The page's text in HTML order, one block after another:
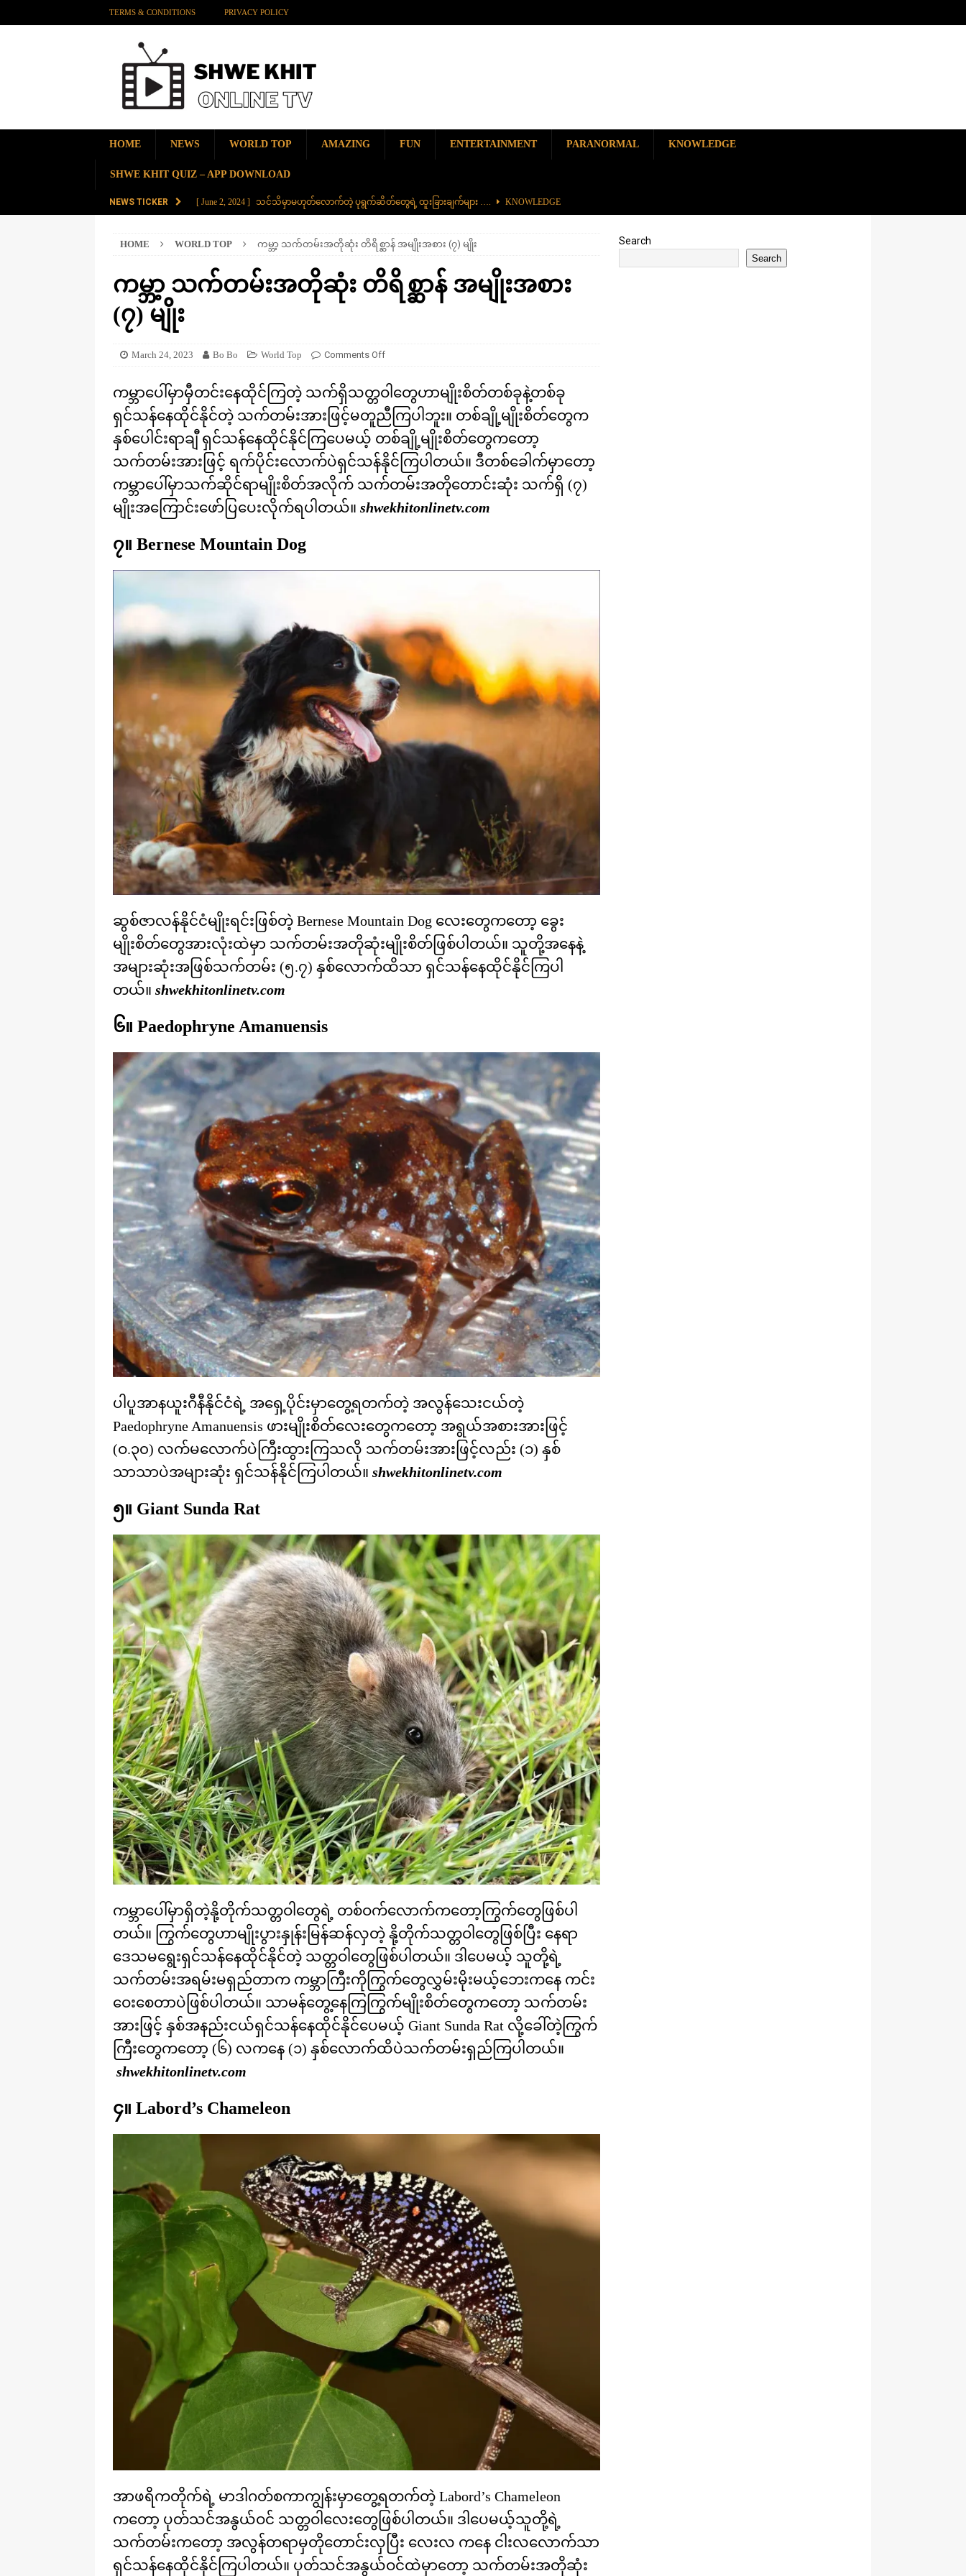
TERMS & CONDITIONS PRIVACY POLICY
HOME NEWS WORLD TOP AMAZING FUN ENTERTAINMENT PARANORMAL KNOWLEDGE
SHWE KHIT QUIZ – APP DOWNLOAD
NEWS TICKER [ June 2, 2024 ] သင်သိမှာမဟုတ်လောက်တဲ့ ပုရွက်ဆိတ်တွေရဲ့ ထူးခြားချက်များ …. KNOWLEDGE
[ November 28, 2023 ] ကမ္ဘာပေါ်မှာ တစ်ခုတည်းရှိတဲ့ စိတ်ကူးယဉ်ဆန်ဆန် ရေအောက်ပန်းခြံ
တွဲပေါင်း (၆၀၀) ကျော်နဲ့ ကမ္ဘာ့အရှည်ဆုံး မီးရထားကြီး KNOWLEDGE
KNOWLEDGE
HOME WORLD TOP ကမ္ဘာ့ သက်တမ်းအတိုဆုံး တိရိစ္ဆာန် အမျိုးအစား (၇) မျိုး
ကမ္ဘာ့ သက်တမ်းအတိုဆုံး တိရိစ္ဆာန် အမျိုးအစား
(၇) မျိုး
March 24, 2023 Bo Bo World Top Comments Off
ကမ္ဘာပေါ်မှာမှီတင်းနေထိုင်ကြတဲ့ သက်ရှိသတ္တဝါတွေဟာမျိုးစိတ်တစ်ခုနဲ့တစ်ခု
ရှင်သန်နေထိုင်နိုင်တဲ့ သက်တမ်းအားဖြင့်မတူညီကြပါဘူး။ တစ်ချို့မျိုးစိတ်တွေက
နှစ်ပေါင်းရာချီ ရှင်သန်နေထိုင်နိုင်ကြပေမယ့် တစ်ချို့မျိုးစိတ်တွေကတော့
သက်တမ်းအားဖြင့် ရက်ပိုင်းလောက်ပဲရှင်သန်နိုင်ကြပါတယ်။ ဒီတစ်ခေါက်မှာတော့
ကမ္ဘာပေါ်မှာသက်ဆိုင်ရာမျိုးစိတ်အလိုက် သက်တမ်းအတိုတောင်းဆုံး သက်ရှိ (၇)
မျိုးအကြောင်းဖော်ပြပေးလိုက်ရပါတယ်။ shwekhitonlinetv.com
၇။ Bernese Mountain Dog
ဆွစ်ဇာလန်နိုင်ငံမျိုးရင်းဖြစ်တဲ့ Bernese Mountain Dog လေးတွေကတော့ ခွေး
မျိုးစိတ်တွေအားလုံးထဲမှာ သက်တမ်းအတိုဆုံးမျိုးစိတ်ဖြစ်ပါတယ်။ သူတို့အနေနဲ့
အများဆုံးအဖြစ်သက်တမ်း (၅.၇) နှစ်လောက်ထိသာ ရှင်သန်နေထိုင်နိုင်ကြပါ
တယ်။ shwekhitonlinetv.com
၆။ Paedophryne Amanuensis
ပါပူအာနယူးဂီနီနိုင်ငံရဲ့ အရှေ့ပိုင်းမှာတွေ့ရတက်တဲ့ အလွန်သေးငယ်တဲ့
Paedophryne Amanuensis ဖားမျိုးစိတ်လေးတွေကတော့ အရွယ်အစားအားဖြင့်
(ဝ.၃၀) လက်မလောက်ပဲကြီးထွားကြသလို သက်တမ်းအားဖြင့်လည်း (၁) နှစ်
သာသာပဲအများဆုံး ရှင်သန်နိုင်ကြပါတယ်။ shwekhitonlinetv.com
၅။ Giant Sunda Rat
ကမ္ဘာပေါ်မှာရှိတဲ့နို့တိုက်သတ္တဝါတွေရဲ့ တစ်ဝက်လောက်ကတော့ကြွက်တွေဖြစ်ပါ
တယ်။ ကြွက်တွေဟာမျိုးပွားနှုန်းမြန်ဆန်လှတဲ့ နို့တိုက်သတ္တဝါတွေဖြစ်ပြီး နေရာ
ဒေသမရွေးရှင်သန်နေထိုင်နိုင်တဲ့ သတ္တဝါတွေဖြစ်ပါတယ်။ ဒါပေမယ့် သူတို့ရဲ့
သက်တမ်းအရမ်းမရှည်တာက ကမ္ဘာကြီးကိုကြွက်တွေလွှမ်းမိုးမယ့်ဘေးကနေ ကင်း
ဝေးစေတာပဲဖြစ်ပါတယ်။ သာမန်တွေ့နေကြကြွက်မျိုးစိတ်တွေကတော့ သက်တမ်း
အားဖြင့် နှစ်အနည်းငယ်ရှင်သန်နေထိုင်နိုင်ပေမယ့် Giant Sunda Rat လို့ခေါ်တဲ့ကြွက်
ကြီးတွေကတော့ (၆) လကနေ (၁) နှစ်လောက်ထိပဲသက်တမ်းရှည်ကြပါတယ်။
shwekhitonlinetv.com
၄။ Labord’s Chameleon
အာဖရိကတိုက်ရဲ့ မာဒါဂတ်စကာကျွန်းမှာတွေ့ရတက်တဲ့ Labord’s Chameleon
ကတော့ ပုတ်သင်အနွယ်ဝင် သတ္တဝါလေးတွေဖြစ်ပါတယ်။ ဒါပေမယ့်သူတို့ရဲ့
သက်တမ်းကတော့ အလွန်တရာမှတိုတောင်းလှပြီး လေးလ ကနေ ငါးလလောက်သာ
ရှင်သန်နေထိုင်နိုင်ကြပါတယ်။ ပုတ်သင်အနွယ်ဝင်ထဲမှာတော့ သက်တမ်းအတိုဆုံး
Search
Search